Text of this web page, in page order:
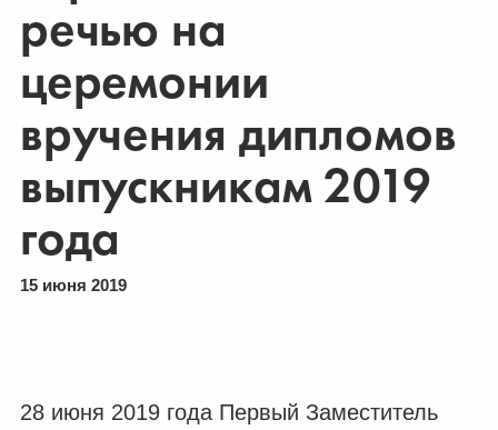
речью на
церемонии
вручения дипломов
выпускникам 2019
года
15 июня 2019
28 июня 2019 года Первый Заместитель